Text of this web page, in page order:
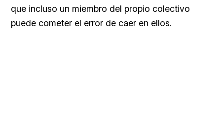
que incluso un miembro del propio colectivo
puede cometer el error de caer en ellos.